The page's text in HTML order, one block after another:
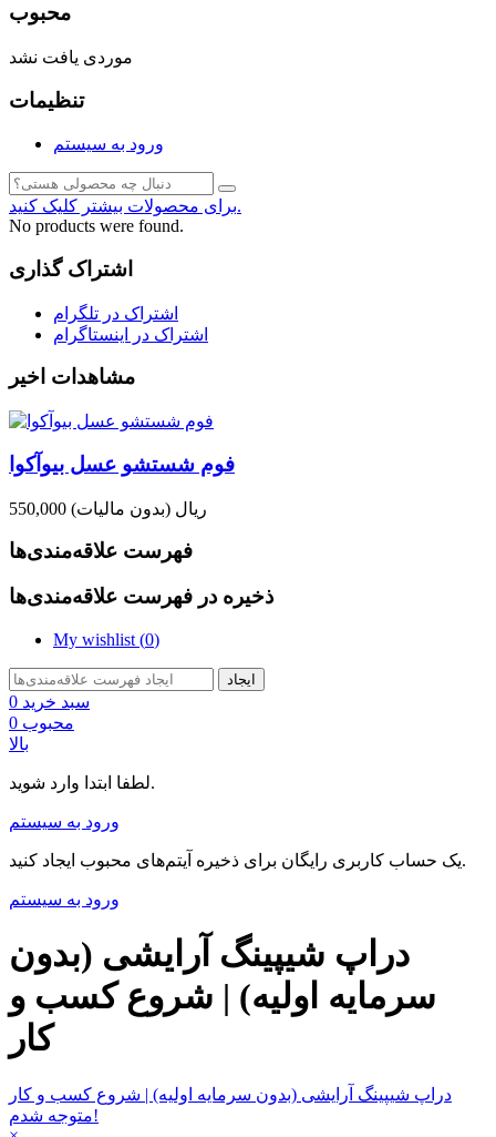
محبوب
موردی یافت نشد
تنظیمات
ورود به سیستم
برای محصولات بیشتر کلیک کنید.
No products were found.
اشتراک گذاری
اشتراک در تلگرام
اشتراک در اینستاگرام
مشاهدات اخیر
فوم شستشو عسل بیوآکوا
550,000 ریال (بدون مالیات)
فهرست علاقه‌مندی‌ها
ذخیره در فهرست علاقه‌مندی‌ها
My wishlist (0)
ایجاد
سبد خرید 0
محبوب 0
بالا
لطفا ابتدا وارد شوید.
ورود به سیستم
یک حساب کاربری رایگان برای ذخیره آیتم‌های محبوب ایجاد کنید.
ورود به سیستم
دراپ شیپینگ آرایشی (بدون
سرمایه اولیه) | شروع کسب و
کار
دراپ شیپینگ آرایشی (بدون سرمایه اولیه) | شروع کسب و کار
متوجه شدم!